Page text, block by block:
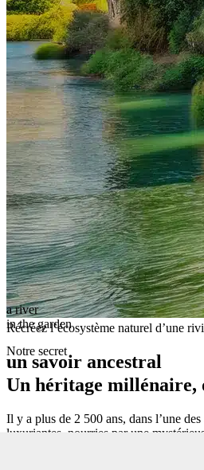
Récréez l’écosystème naturel d’une
un savoir ancestral
a river
in the garden
Notre secret
Un héritage millénaire,
Il y a plus de 2 500 ans, dans l’une
luxuriantes, nourries par une